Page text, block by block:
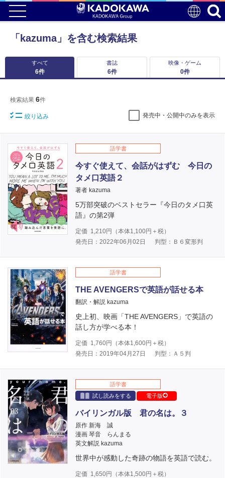
「kazuma」を含む検索結果
すべて
6件
書誌
6件
映像・ゲーム
0件
検索結果 6件
絞り込み 発売中・公開中のみを表示
語学書
今すぐ使えて、会話がはずむ 今日の
タメ口英語２
著者 kazuma
5万部突破のベストセラー『今日のタメ口英
語』の第2弾
定価 1,210円（本体1,100円＋税）
発売日：2022年06月02日
判型：Ｂ６変形判
語学書
THE AVENGERSで英語が話せる本
翻訳・解説 kazuma
史上初、映画「THE AVENGERS」で英語の
話し方が学べる本！
定価 1,760円（本体1,600円＋税）
発売日：2019年04月27日
判型：Ａ５判
語学書
試し読みをする
電子版
バイリンガル版 君の名は。３
原作 新海 誠
漫画 琴音 らんまる
英文解説 kazuma
世界中が感動した奇跡の物語を英語で読む。
定価 1,650円（本体1,500円＋税）